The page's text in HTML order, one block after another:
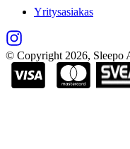
Yritysasiakas
© Copyright 2026, Sleepo